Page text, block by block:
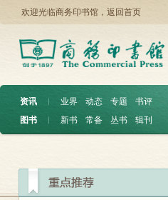
欢迎光临商务印书馆， 返回首页
资讯 ︱ 业界 动态 专题
书评
图书
︱ 新书 常备 丛书 辑刊